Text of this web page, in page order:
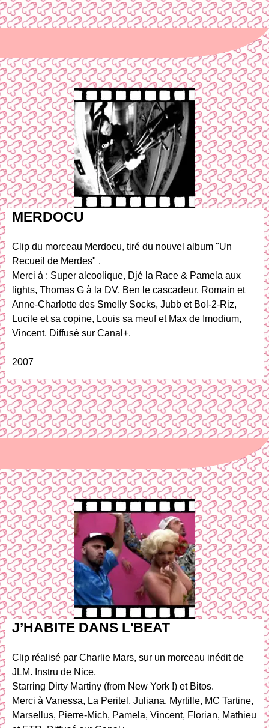
MERDOCU
Clip du morceau Merdocu, tiré du nouvel album "Un
Recueil de Merdes" .
Merci à : Super alcoolique, Djé la Race & Pamela aux
lights, Thomas G à la DV, Ben le cascadeur, Romain et
Anne-Charlotte des Smelly Socks, Jubb et Bol-2-Riz,
Lucile et sa copine, Louis sa meuf et Max de Imodium,
Vincent. Diffusé sur Canal+.
2007
J’HABITE DANS L'BEAT
Clip réalisé par Charlie Mars, sur un morceau inédit de
JLM. Instru de Nice.
Starring Dirty Martiny (from New York !) et Bitos.
Merci à Vanessa, La Peritel, Juliana, Myrtille, MC Tartine,
Marsellus, Pierre-Mich, Pamela, Vincent, Florian, Mathieu